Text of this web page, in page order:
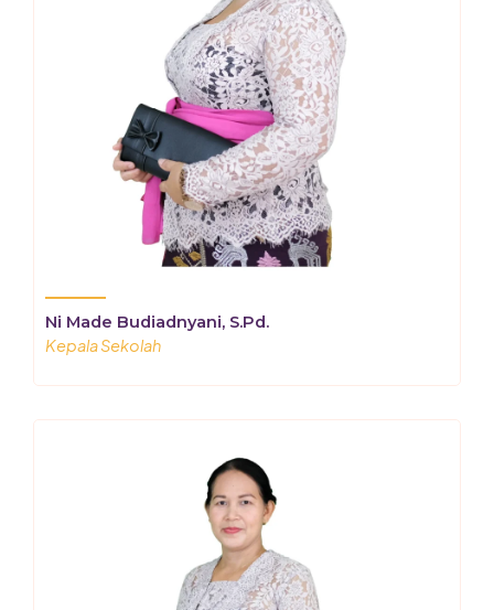
Ni Made Budiadnyani, S.Pd.
Kepala Sekolah